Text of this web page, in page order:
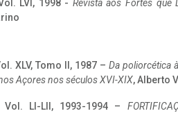
LVI, 1998 - Revista aos Fortes que
XLV, Tomo II, 1987 – Da poliorcética
Açores nos séculos XVI-XIX, Alberto
Vol. LI-LII, 1993-1994 –